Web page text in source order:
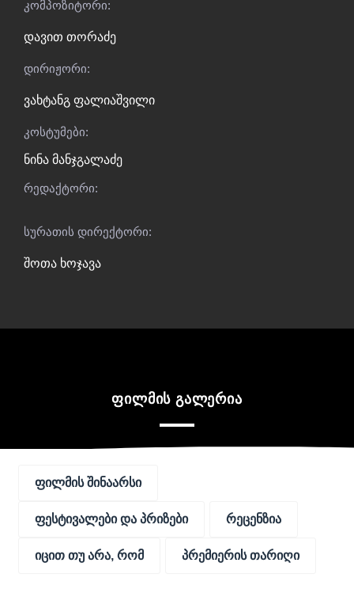
კომპოზიტორი:
დავით თორაძე
დირიჟორი:
ვახტანგ ფალიაშვილი
კოსტუმები:
ნინა მანჯგალაძე
რედაქტორი:
სურათის დირექტორი:
შოთა ხოჯავა
ფილმის გალერია
ფილმის შინაარსი
ფესტივალები და პრიზები რეცენზია
იცით თუ არა, რომ პრემიერის თარიღი